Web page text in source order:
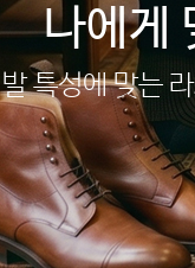
나에게
발 특성에 맞는